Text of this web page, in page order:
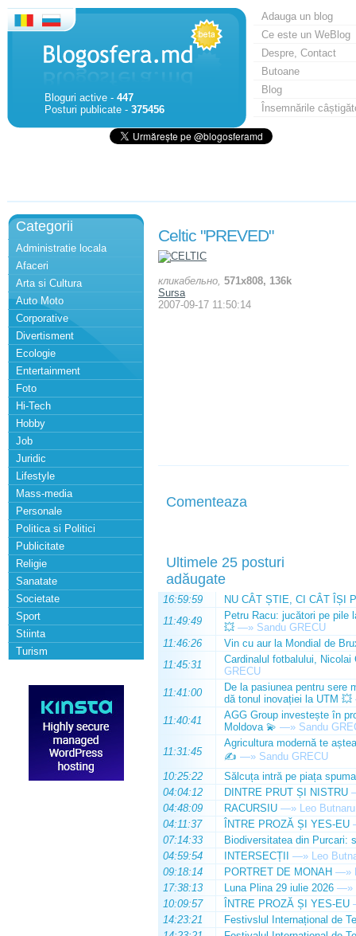
Bloguri active - 447
Posturi publicate - 375456
Adauga un blog
Ce este un WeBlog
Despre, Contact
Butoane
Blog
Însemnările
Categorii
Administratie locala
Afaceri
Arta si Cultura
Auto Moto
Corporative
Divertisment
Ecologie
Entertainment
Foto
Hi-Tech
Hobby
Job
Juridic
Lifestyle
Mass-media
Personale
Politica si Politici
Publicitate
Religie
Sanatate
Societate
Sport
Stiinta
Turism
Celtic "PREVED"
кликабельно, 571x808, 136k
Sursa
2007-09-17 11:50:14
Comenteaza
Ultimele 25 posturi
adăugate
16:59:59
NU CÂT ȘTIE, CI CÂT ÎȘI
11:49:49
Petru Racu: jucători pe pile
💥 —» Sandu GRECU
11:46:26
Vin cu aur la Mondial de
11:45:31
Cardinalul fotbalului,
GRECU
11:41:00
De la pasiunea pentru sere
dă tonul inovației la UTM 💥
11:40:41
AGG Group investește în
Moldova 💫 —» Sandu
11:31:45
Agricultura modernă te
✍️ —» Sandu GRECU
10:25:22
Sălcuța intră pe piața
04:04:12
DINTRE PRUT ȘI NISTRU
04:48:09
RACURSIU —» Leo Butnaru
04:11:37
ÎNTRE PROZĂ ȘI YES-EU
07:14:33
Biodiversitatea din Purcari:
04:59:54
INTERSECȚII —» Leo
09:18:14
PORTRET DE MONAH —»
17:38:13
Luna Plina 29 iulie 2026 —»
10:09:57
ÎNTRE PROZĂ ȘI YES-EU
14:23:21
Festivslul Internațional de